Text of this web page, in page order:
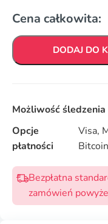
Cena całkowita:
DODAJ DO
Możliwość śledzenia
Opcje
płatności
Visa,
Bezpłatna
zamówień